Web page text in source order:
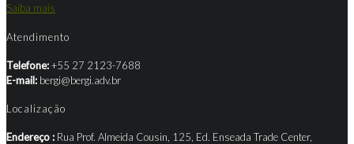
Saiba mais
Atendimento
Telefone:+55 27 2123-7688
E-mail: bergi@bergi.adv.br
Localização
Endereço : Rua Prof. Almeida Cousin, 125, Ed. Enseada Trade Center,